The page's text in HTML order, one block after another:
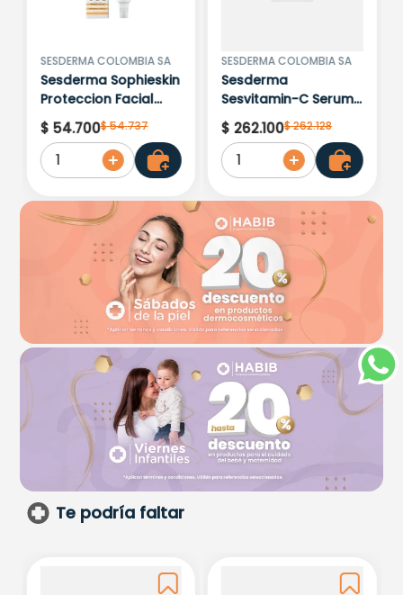
Más reciente
SESDERMA COLOMBIA SA
Sesderma Sophieskin
Proteccion Facial
Kids Hypoallergenic
Spf 500 Moisturising
$ 54.700$54.737
1
SESDERMA COLOMBIA SA
Sesderma
Sesvitamin-C Serum
Liposomado x 30ml
$ 262.100$262.128
1
Te podría faltar